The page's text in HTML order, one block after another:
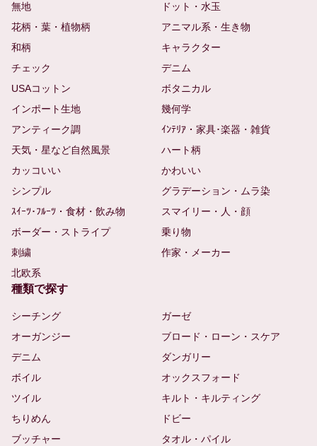
無地
ドット・水玉
花柄・葉・植物柄
アニマル系・生き物
和柄
キャラクター
チェック
デニム
USAコットン
ボタニカル
インポート生地
幾何学
アンティーク調
ｲﾝﾃﾘｱ・家具･楽器・雑貨
天気・星など自然風景
ハート柄
カッコいい
かわいい
シンプル
グラデーション・ムラ染
ｽｲｰﾂ･ﾌﾙｰﾂ・食材・飲み物
スマイリー・人・顔
ボーダー・ストライプ
乗り物
刺繍
作家・メーカー
北欧系
種類で探す
シーチング
ガーゼ
オーガンジー
ブロード・ローン・スケア
デニム
ダンガリー
ボイル
オックスフォード
ツイル
キルト・キルティング
ちりめん
ドビー
ブッチャー
タオル・パイル